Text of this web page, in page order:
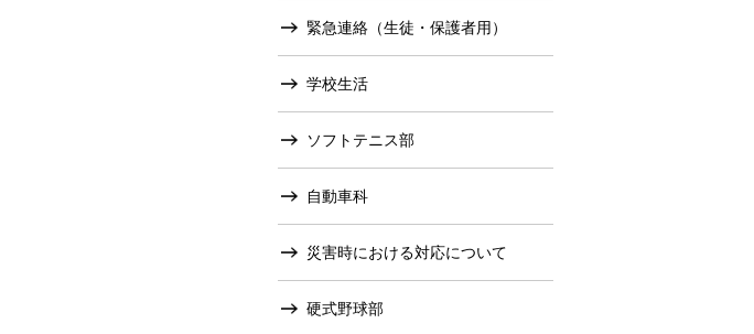
緊急連絡（生徒・保護者用）
学校生活
ソフトテニス部
自動車科
災害時における対応について
硬式野球部